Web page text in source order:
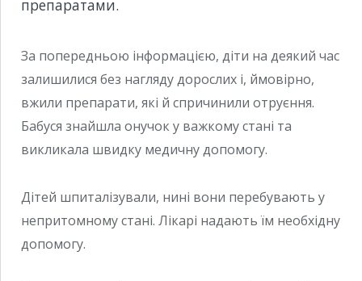
препаратами.
За попередньою інформацією, діти на деякий час
залишилися без нагляду дорослих і, ймовірно,
вжили препарати, які й спричинили отруєння.
Бабуся знайшла онучок у важкому стані та
викликала швидку медичну допомогу.
Дітей шпиталізували, нині вони перебувають у
непритомному стані. Лікарі надають їм необхідну
допомогу.